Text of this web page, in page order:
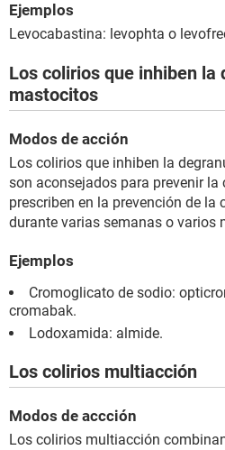
Ejemplos
Levocabastina: levophta o
Los colirios que inhiben la
mastocitos
Modos de acción
Los colirios que inhiben la
son aconsejados para prevenir
prescriben en la prevención de la
durante varias semanas o varios
Ejemplos
Cromoglicato de sodio:
cromabak.
Lodoxamida: almide.
Los colirios multiacción
Modos de accción
Los colirios multiacción